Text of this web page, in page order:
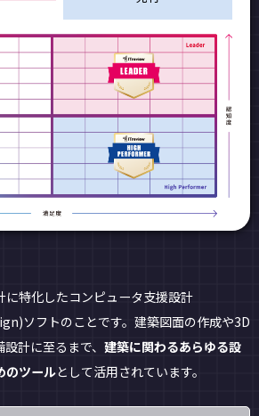
に特化したコンピュータ支援設計
ソフトのことです。建築図面の作成や3D
計に至るまで、 建築に関わるあらゆる設
のツールとして活用されています。